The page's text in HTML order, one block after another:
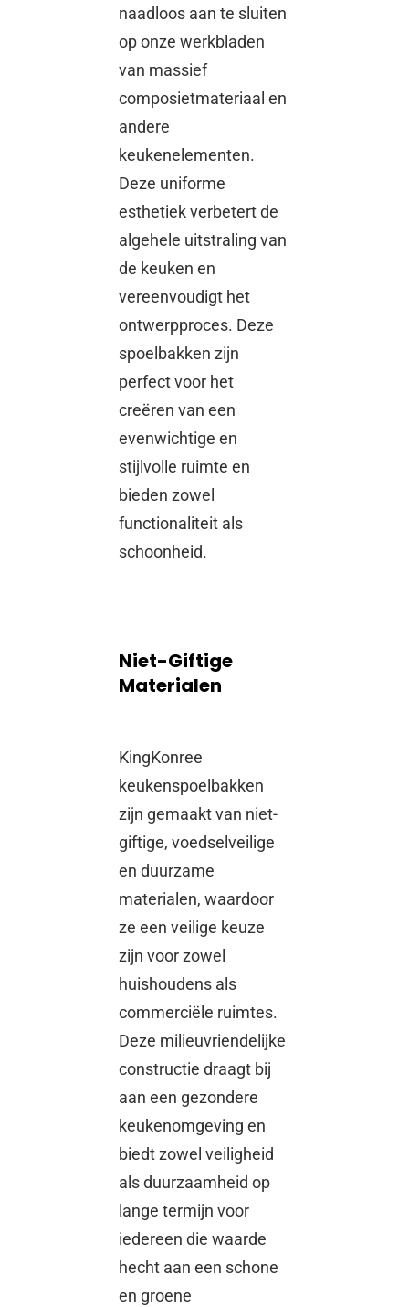
naadloos aan te sluiten
op onze werkbladen
van massief
composietmateriaal en
andere
keukenelementen.
Deze uniforme
esthetiek verbetert de
algehele uitstraling van
de keuken en
vereenvoudigt het
ontwerpproces. Deze
spoelbakken zijn
perfect voor het
creëren van een
evenwichtige en
stijlvolle ruimte en
bieden zowel
functionaliteit als
schoonheid.
Niet-Giftige
Materialen
KingKonree
keukenspoelbakken
zijn gemaakt van niet-
giftige, voedselveilige
en duurzame
materialen, waardoor
ze een veilige keuze
zijn voor zowel
huishoudens als
commerciële ruimtes.
Deze milieuvriendelijke
constructie draagt ​​bij
aan een gezondere
keukenomgeving en
biedt zowel veiligheid
als duurzaamheid op
lange termijn voor
iedereen die waarde
hecht aan een schone
en groene